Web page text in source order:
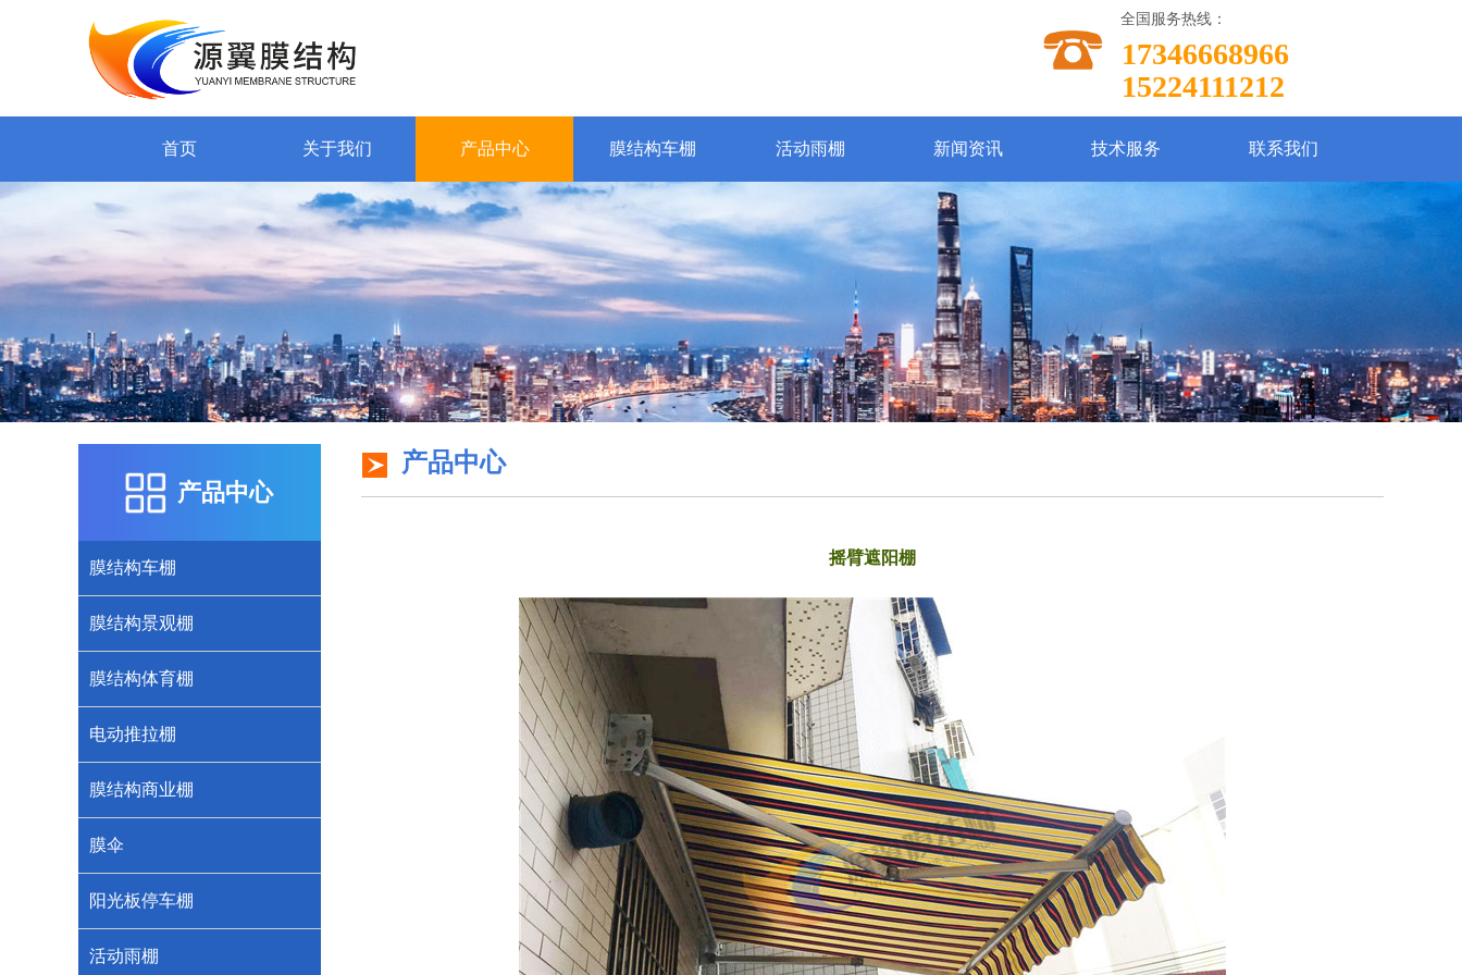
全国服务热线：
17346668966
15224111212
首页 关于我们 产品中心 膜结构车棚 活动雨棚 新闻资讯 技术服务 联系我们
产品中心
产品中心
摇臂遮阳棚
膜结构车棚
膜结构景观棚
膜结构体育棚
电动推拉棚
膜结构商业棚
膜伞
阳光板停车棚
活动雨棚